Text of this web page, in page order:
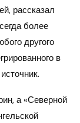
рассказал
более
другого
в
а «Северной